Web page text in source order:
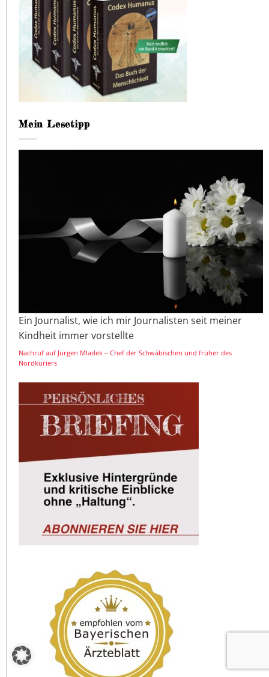
Mein Lesetipp
Ein Journalist, wie ich mir Journalisten seit meiner
Kindheit immer vorstellte
Nachruf auf Jürgen Mladek – Chef der Schwäbischen und früher des
Nordkuriers